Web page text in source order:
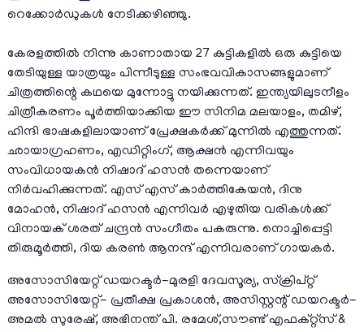
റെക്കോർഡുകൾ നേടിക്കഴിഞ്ഞു.
കേരളത്തിൽ നിന്നു കാണാതായ 27 കുട്ടികളിൽ ഒരു കുട്ടിയെ
തേടിയുള്ള യാത്രയും പിന്നീടുള്ള സംഭവവികാസങ്ങളുമാണ്
ചിത്രത്തിന്റെ കഥയെ മുന്നോട്ടു നയിക്കുന്നത്. ഇന്ത്യയിലുടനീളം
ചിത്രീകരണം പൂർത്തിയാക്കിയ ഈ സിനിമ മലയാളം, തമിഴ്,
ഹിന്ദി ഭാഷകളിലായാണ് പ്രേക്ഷകർക്ക് മുന്നിൽ എത്തുന്നത്.
ഛായാഗ്രഹണം, എഡിറ്റിംഗ്, ആക്ഷൻ എന്നിവയും
സംവിധായകൻ നിഷാദ് ഹസൻ തന്നെയാണ്
നിർവഹിക്കുന്നത്. എസ് എസ് കാർത്തികേയൻ, ദിനു
മോഹൻ, നിഷാദ് ഹസൻ എന്നിവർ എഴുതിയ വരികൾക്ക്
വിനായക് ശരത് ചന്ദ്രൻ സംഗീതം പകരുന്നു. നൊച്ചിപ്പെട്ടി
തിരുമൂർത്തി, ദിയ കരൺ ആനന്ദ് എന്നിവരാണ് ഗായകർ.
അസോസിയേറ്റ് ഡയറക്ടർ-മുരളി ദേവസൂര്യ, സ്ക്രിപ്റ്റ്
അസോസിയേറ്റ്- പ്രതീക്ഷ പ്രകാശൻ, അസിസ്റ്റന്റ് ഡയറക്ടർ-
അമൽ സുരേഷ്, അഭിനന്ത് പി. രമേശ്,സൗണ്ട് എഫക്റ്റ്സ് &